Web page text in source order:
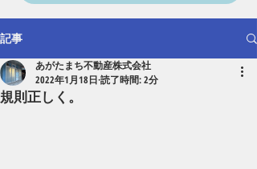
記事
規則正しく。
あがたまち不動産株式会社
2022年1月18日 読了時間: 2分